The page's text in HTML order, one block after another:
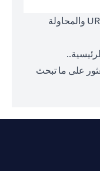
يمكنك إعادة كتابة عنوان الإنترنت URL والمحاولة
.
على ما تبحث